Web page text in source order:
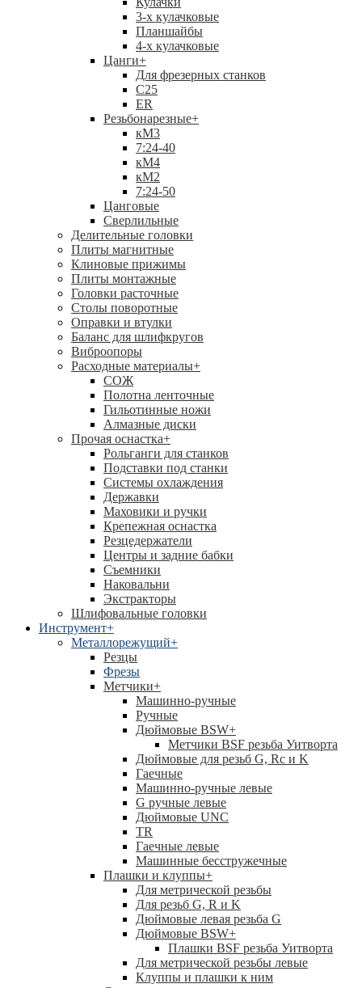
3-х кулачковые
Планшайбы
4-х кулачковые
Цанги+
Для фрезерных станков
С25
ER
Резьбонарезные+
кМ3
7:24-40
кМ4
кМ2
7:24-50
Цанговые
Сверлильные
Делительные головки
Плиты магнитные
Клиновые прижимы
Плиты монтажные
Головки расточные
Столы поворотные
Оправки и втулки
Баланс для шлифкругов
Виброопоры
Расходные материалы+
СОЖ
Полотна ленточные
Гильотинные ножи
Алмазные диски
Прочая оснастка+
Рольганги для станков
Подставки под станки
Системы охлаждения
Державки
Маховики и ручки
Крепежная оснастка
Резцедержатели
Центры и задние бабки
Съемники
Наковальни
Экстракторы
Шлифовальные головки
Инструмент+
Металлорежущий+
Резцы
Фрезы
Метчики+
Машинно-ручные
Ручные
Дюймовые BSW+
Метчики BSF резьба Уитворта
Дюймовые для резьб G, Rc и K
Гаечные
Машинно-ручные левые
G ручные левые
Дюймовые UNC
TR
Гаечные левые
Машинные бесстружечные
Плашки и клуппы+
Для метрической резьбы
Для резьб G, R и K
Дюймовые левая резьба G
Дюймовые BSW+
Плашки BSF резьба Уитворта
Для метрической резьбы левые
Клуппы и плашки к ним